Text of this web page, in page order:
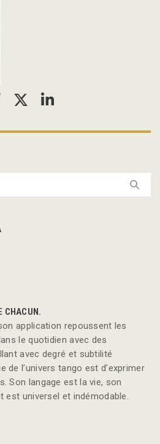
CHACUN.
application repoussent les
le quotidien avec des
avec degré et subtilité
de l’univers tango est d’exprimer
Son langage est la vie, son
est universel et indémodable.